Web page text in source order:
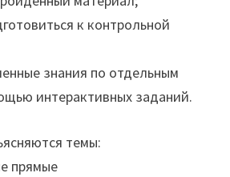
к контрольной
знания по отдельным
интерактивных заданий.
темы:
прямые